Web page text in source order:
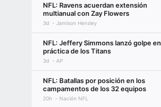
NFL: Ravens acuerdan extensión
multianual con Zay Flowers
3d Jamison Hensley
NFL: Jeffery Simmons lanzó golpe en
práctica de los Titans
3d AP
NFL: Batallas por posición en los
campamentos de los 32 equipos
20h Nación NFL